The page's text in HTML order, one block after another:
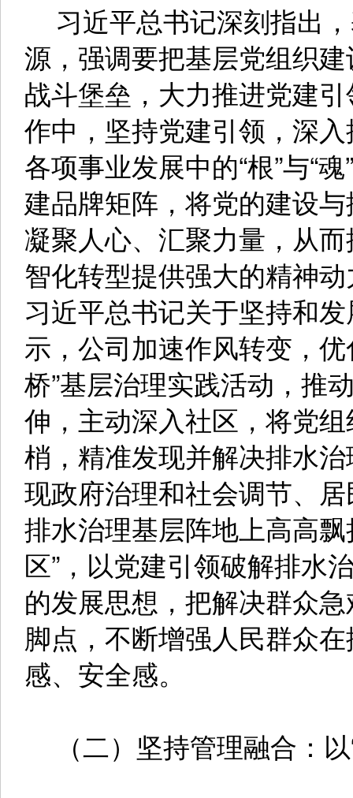
习近平总书记深刻指出
源，强调要把基层党组织
战斗堡垒，大力推进党建
作中，坚持党建引领，深
各项事业发展中的“根”与“
建品牌矩阵，将党的建设
凝聚人心、汇聚力量，从
智化转型提供强大的精神
习近平总书记关于坚持和
示，公司加速作风转变，
桥”基层治理实践活动，推
伸，主动深入社区，将党
梢，精准发现并解决排水
现政府治理和社会调节、
排水治理基层阵地上高高
区”，以党建引领破解排水
的发展思想，把解决群众
脚点，不断增强人民群众
感、安全感。
（二）坚持管理融合：以